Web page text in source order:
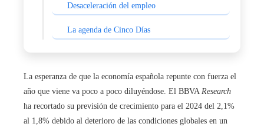
Desaceleración del empleo
La agenda de Cinco Días
La esperanza de que la economía española repunte con fuerza el
año que viene va poco a poco diluyéndose. El BBVA Research
ha recortado su previsión de crecimiento para el 2024 del 2,1%
al 1,8% debido al deterioro de las condiciones globales en un